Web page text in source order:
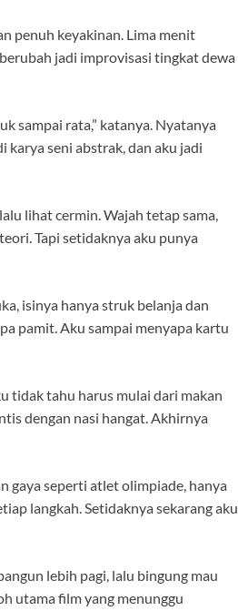
penuh keyakinan. Lima menit
jadi improvisasi tingkat dewa
sampai rata,” katanya. Nyatanya
karya seni abstrak, dan aku jadi
lihat cermin. Wajah tetap sama,
Tapi setidaknya aku punya
isinya hanya struk belanja dan
pamit. Aku sampai menyapa kartu
tidak tahu harus mulai dari makan
dengan nasi hangat. Akhirnya
gaya seperti atlet olimpiade, hanya
langkah. Setidaknya sekarang aku
lebih pagi, lalu bingung mau
utama film yang menunggu